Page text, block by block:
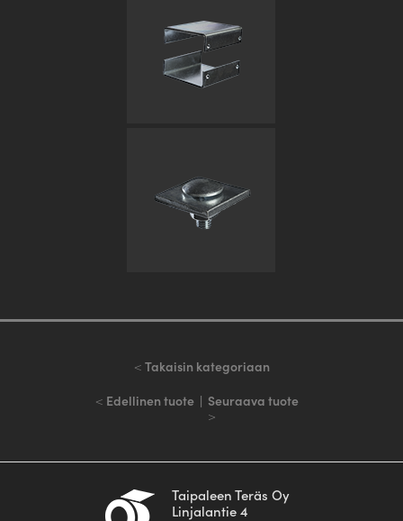
< Takaisin kategoriaan
< Edellinen tuote | Seuraava tuote
>
Taipaleen Teräs Oy
Linjalantie 4